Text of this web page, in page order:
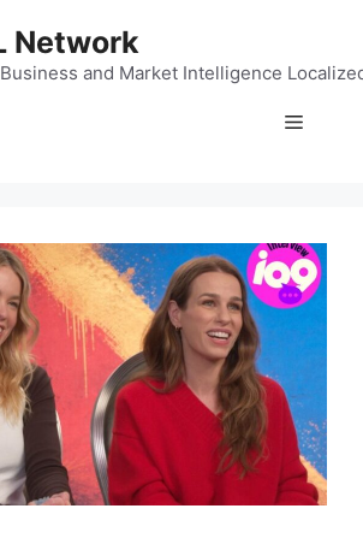
Network
and Market Intelligence
Menu